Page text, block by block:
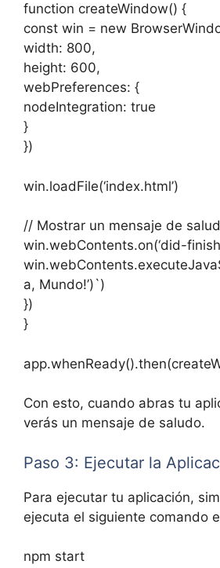
function createWindow() {
const win = new
width: 800,
height: 600,
webPreferences: {
nodeIntegration: true
}
})
win.loadFile(‘index.html’)
// Mostrar un mensaje de
win.webContents.on(‘did-
a, Mundo!’)`)
})
}
Con esto, cuando abras tu
verás un mensaje de saludo.
Paso 3: Ejecutar la
Para ejecutar tu aplicación,
ejecuta el siguiente comando
npm start